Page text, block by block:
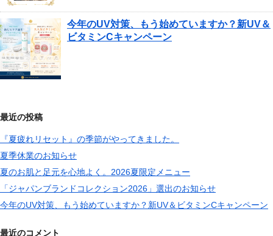
今年のUV対策、もう始めていますか？新UV＆
ビタミンCキャンペーン
最近の投稿
『夏疲れリセット』の季節がやってきました。
夏季休業のお知らせ
夏のお肌と足元を心地よく。2026夏限定メニュー
「ジャパンブランドコレクション2026」選出のお知らせ
今年のUV対策、もう始めていますか？新UV＆ビタミンCキャンペーン
最近のコメント